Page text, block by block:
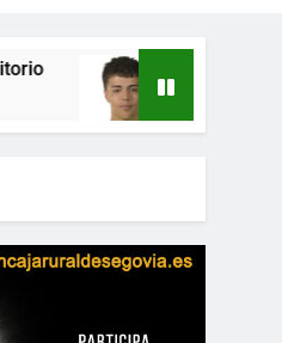
El Betis ficha al portero
4 Horas Atrás